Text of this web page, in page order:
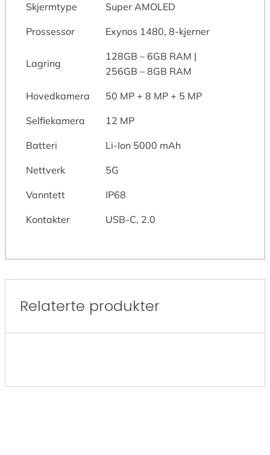
Skjermtype Super AMOLED
Prossessor Exynos 1480, 8-kjerner
Lagring
128GB – 6GB RAM |
256GB – 8GB RAM
Hovedkamera 50 MP + 8 MP + 5 MP
Selfiekamera 12 MP
Batteri Li-Ion 5000 mAh
Nettverk 5G
Vanntett IP68
Kontakter USB-C, 2.0
Relaterte produkter